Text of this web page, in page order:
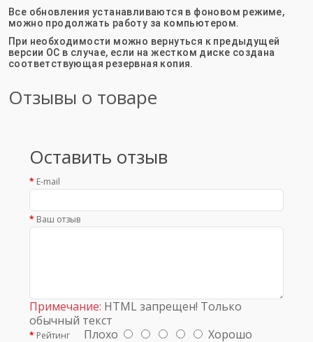
Все обновления устанавливаются в фоновом режиме,
можно продолжать работу за компьютером.
При необходимости можно вернуться к предыдущей
версии ОС в случае, если на жестком диске создана
соответствующая резервная копия.
Отзывы о товаре
Оставить отзыв
E-mail
Ваш отзыв
Примечание: HTML запрещен! Только
обычный текст
Рейтинг Плохо Хорошо